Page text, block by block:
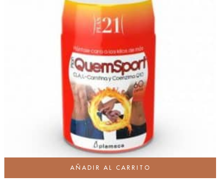
AÑADIR AL CARRITO